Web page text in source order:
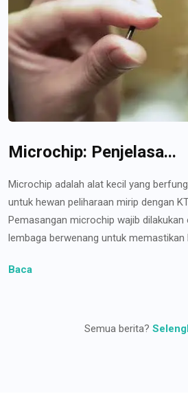
Microchip: Penjelasa...
Microchip adalah alat kecil yang
untuk hewan peliharaan mirip dengan
Pemasangan microchip wajib
lembaga berwenang untuk memastikan
Baca
Semua berita?